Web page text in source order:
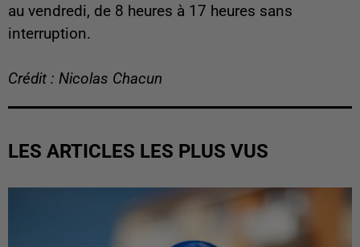
au vendredi, de 8 heures à 17 heures sans
interruption.
Crédit : Nicolas Chacun
LES ARTICLES LES PLUS VUS